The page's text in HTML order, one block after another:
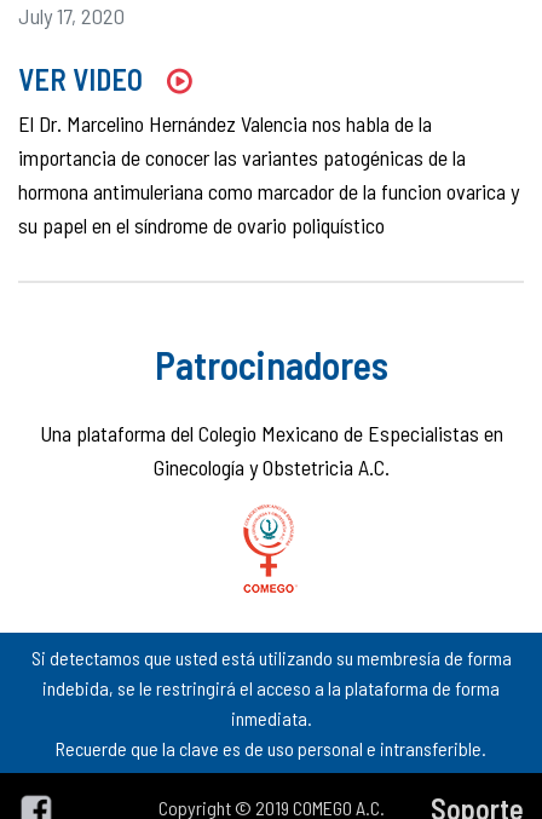
July 17, 2020
VER VIDEO
El Dr. Marcelino Hernández Valencia nos habla de la
importancia de conocer las variantes patogénicas de la
hormona antimuleriana como marcador de la funcion ovarica y
su papel en el síndrome de ovario poliquístico
Patrocinadores
Una plataforma del Colegio Mexicano de Especialistas en
Ginecología y Obstetricia A.C.
Si detectamos que usted está utilizando su membresía de forma
indebida, se le restringirá el acceso a la plataforma de forma
inmediata.
Recuerde que la clave es de uso personal e intransferible.
Copyright © 2019 COMEGO A.C. Soporte